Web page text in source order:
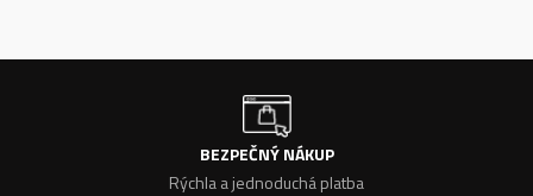
BEZPEČNÝ NÁKUP
Rýchla a jednoduchá platba